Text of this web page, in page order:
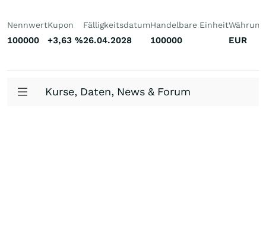
Nennwert
100000
Kupon
+3,63 %
Fälligkeitsdatum
26.04.2028
Handelbare Einheit
100000
Währung
EUR
Kurse, Daten, News & Forum